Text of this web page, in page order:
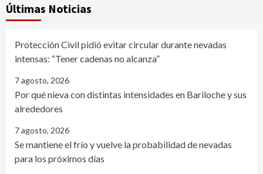
Últimas Noticias
Protección Civil pidió evitar circular durante nevadas
intensas: “Tener cadenas no alcanza”
7 agosto, 2026
Por qué nieva con distintas intensidades en Bariloche y sus
alrededores
7 agosto, 2026
Se mantiene el frío y vuelve la probabilidad de nevadas
para los próximos días